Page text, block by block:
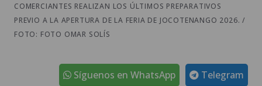
COMERCIANTES REALIZAN LOS ÚLTIMOS PREPARATIVOS
PREVIO A LA APERTURA DE LA FERIA DE JOCOTENANGO 2026. /
FOTO: FOTO OMAR SOLÍS
Telegram
Síguenos en WhatsApp